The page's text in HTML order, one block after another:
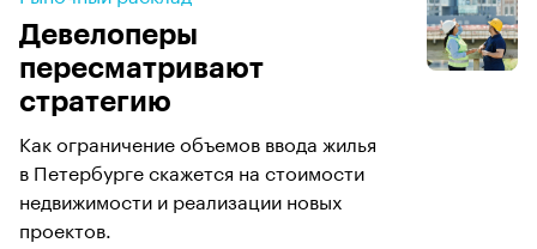
Девелоперы
пересматривают
стратегию
Как ограничение объемов ввода жилья
в Петербурге скажется на стоимости
недвижимости и реализации новых
проектов.